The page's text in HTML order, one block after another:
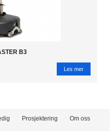
B3
Les mer
Prosjektering Om oss